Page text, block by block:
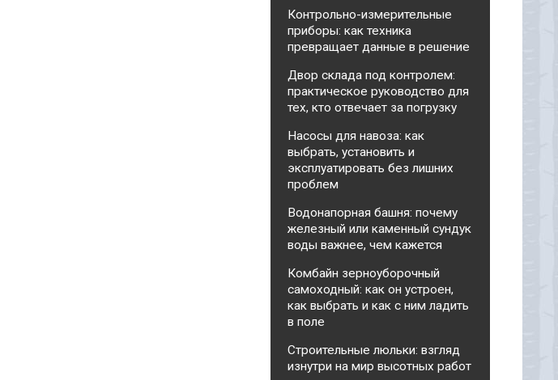
Контрольно-измерительные
приборы: как техника
превращает данные в решение
Двор склада под контролем:
практическое руководство для
тех, кто отвечает за погрузку
Насосы для навоза: как
выбрать, установить и
эксплуатировать без лишних
проблем
Водонапорная башня: почему
железный или каменный сундук
воды важнее, чем кажется
Комбайн зерноуборочный
самоходный: как он устроен,
как выбрать и как с ним ладить
в поле
Строительные люльки: взгляд
изнутри на мир высотных работ